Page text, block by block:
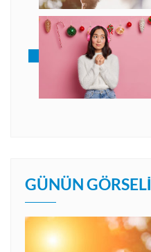
GÜNÜN GÖRSELI